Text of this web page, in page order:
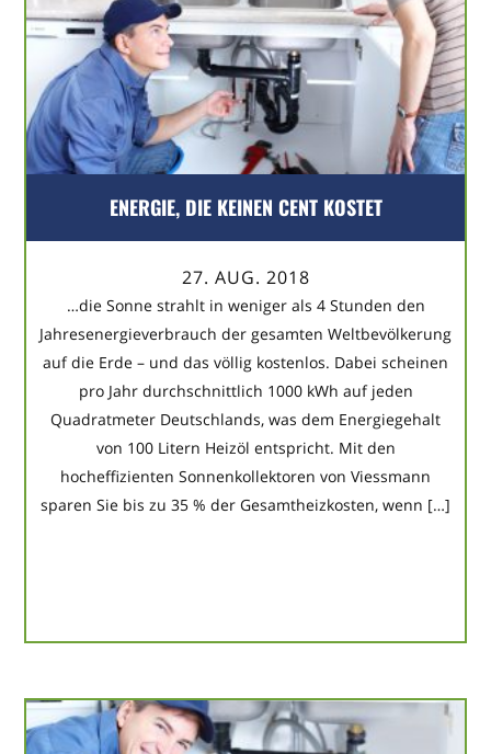
ENERGIE, DIE KEINEN CENT KOSTET
27. AUG. 2018
…die Sonne strahlt in weniger als 4 Stunden den
Jahresenergieverbrauch der gesamten Weltbevölkerung
auf die Erde – und das völlig kostenlos. Dabei scheinen
pro Jahr durchschnittlich 1000 kWh auf jeden
Quadratmeter Deutschlands, was dem Energiegehalt
von 100 Litern Heizöl entspricht. Mit den
hocheffizienten Sonnenkollektoren von Viessmann
sparen Sie bis zu 35 % der Gesamtheizkosten, wenn […]